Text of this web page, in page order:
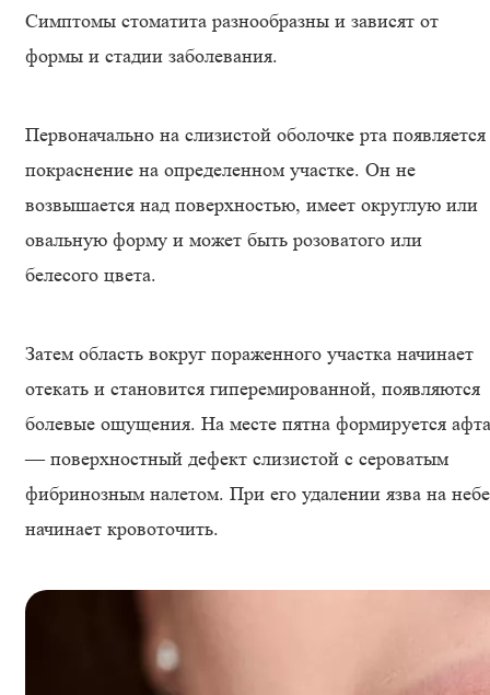
Симптомы стоматита разнообразны и зависят от
формы и стадии заболевания.
Первоначально на слизистой оболочке рта появляется
покраснение на определенном участке. Он не
возвышается над поверхностью, имеет округлую или
овальную форму и может быть розоватого или
белесого цвета.
Затем область вокруг пораженного участка начинает
отекать и становится гиперемированной, появляются
болевые ощущения. На месте пятна формируется афта
— поверхностный дефект слизистой с сероватым
фибринозным налетом. При его удалении язва на небе
начинает кровоточить.